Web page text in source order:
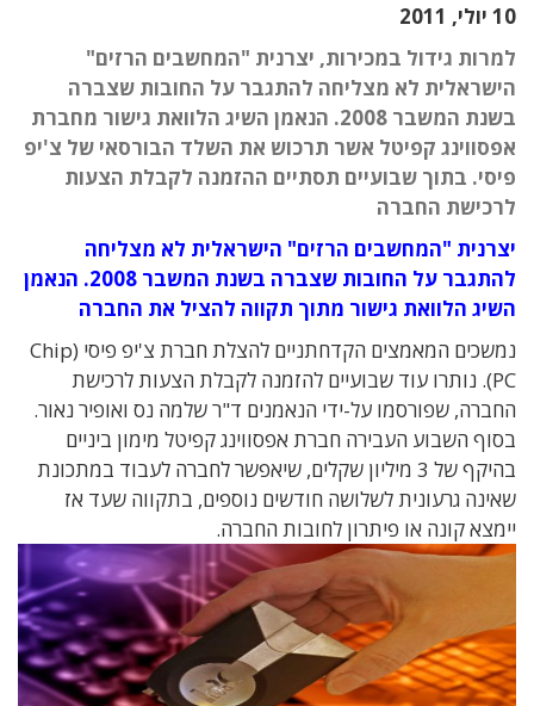
10 יולי, 2011
למרות גידול במכירות, יצרנית "המחשבים הרזים"
הישראלית לא מצליחה להתגבר על החובות שצברה
בשנת המשבר 2008. הנאמן השיג הלוואת גישור מחברת
אפסווינג קפיטל אשר תרכוש את השלד הבורסאי של צ'יפ
פיסי. בתוך שבועיים תסתיים ההזמנה לקבלת הצעות
לרכישת החברה
יצרנית "המחשבים הרזים" הישראלית לא מצליחה
להתגבר על החובות שצברה בשנת המשבר 2008. הנאמן
השיג הלוואת גישור מתוך תקווה להציל את החברה
נמשכים המאמצים הקדחתניים להצלת חברת צ'יפ פיסי (Chip
PC). נותרו עוד שבועיים להזמנה לקבלת הצעות לרכישת
החברה, שפורסמו על-ידי הנאמנים ד"ר שלמה נס ואופיר נאור.
בסוף השבוע העבירה חברת אפסווינג קפיטל מימון ביניים
בהיקף של 3 מיליון שקלים, שיאפשר לחברה לעבוד במתכונת
שאינה גרעונית לשלושה חודשים נוספים, בתקווה שעד אז
יימצא קונה או פיתרון לחובות החברה.